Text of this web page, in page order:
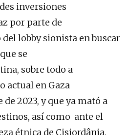
inversiones
por parte de
lobby sionista en buscar
se
sobre todo a
actual en Gaza
2023, y que ya mató a
así como ante el
étnica de Cisjordânia.